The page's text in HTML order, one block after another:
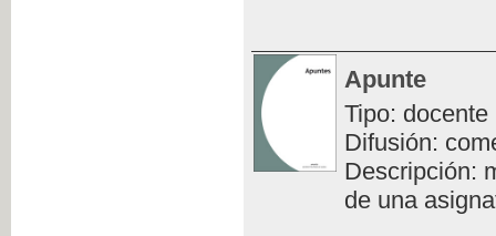
Apunte
Tipo: docente
Difusión:
Descripción:
de una